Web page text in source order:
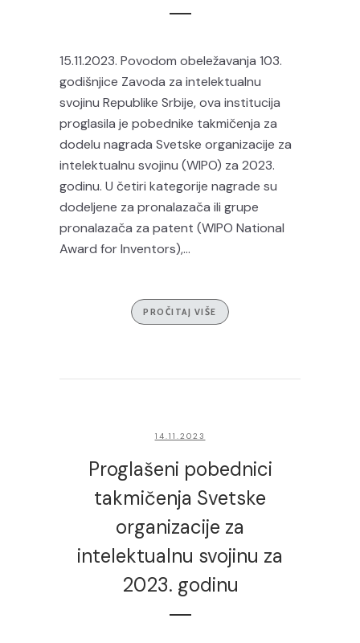
15.11.2023. Povodom obeležavanja 103.
godišnjice Zavoda za intelektualnu
svojinu Republike Srbije, ova institucija
proglasila je pobednike takmičenja za
dodelu nagrada Svetske organizacije za
intelektualnu svojinu (WIPO) za 2023.
godinu. U četiri kategorije nagrade su
dodeljene za pronalazača ili grupe
pronalazača za patent (WIPO National
Award for Inventors),...
PROČITAJ VIŠE
14.11.2023
Proglašeni pobednici
takmičenja Svetske
organizacije za
intelektualnu svojinu za
2023. godinu